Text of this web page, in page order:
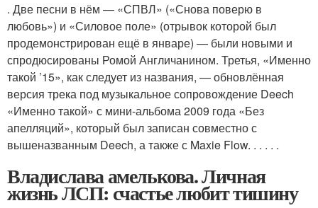
. Две песни в нём — «СПВЛ» («Снова поверю в
любовь») и «Силовое поле» (отрывок которой был
продемонстрирован ещё в январе) — были новыми и
спродюсированы Ромой Англичанином. Третья, «Именно
такой ’15», как следует из названия, — обновлённая
версия трека под музыкальное сопровождение Deech
«Именно такой» с мини-альбома 2009 года «Без
апелляций», который был записан совместно с
вышеназванным Deech, а также с Maxie Flow. . . . . .
Владислава амелькова. Личная
жизнь ЛСП: счастье любит тишину